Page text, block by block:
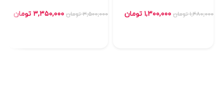
۱,۴۸۰,۰۰۰ تومان ۱,۳۰۰,۰۰۰ تومان ۳,۵۰۰,۰۰۰ تومان ۳,۳۵۰,۰۰۰ تومان